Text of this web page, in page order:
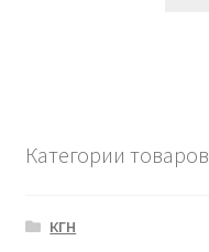
Категории товаров
КГН